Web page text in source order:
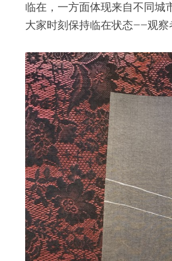
临在，一方面体现来自不同城
大家时刻保持临在状态——观察